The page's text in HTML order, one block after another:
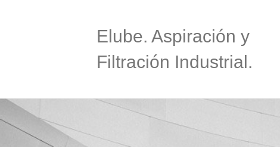
Elube. Aspiración y
Filtración Industrial.